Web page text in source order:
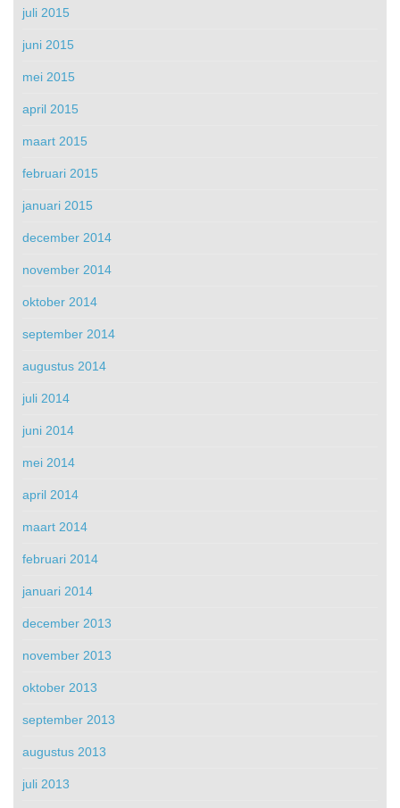
juli 2015
juni 2015
mei 2015
april 2015
maart 2015
februari 2015
januari 2015
december 2014
november 2014
oktober 2014
september 2014
augustus 2014
juli 2014
juni 2014
mei 2014
april 2014
maart 2014
februari 2014
januari 2014
december 2013
november 2013
oktober 2013
september 2013
augustus 2013
juli 2013